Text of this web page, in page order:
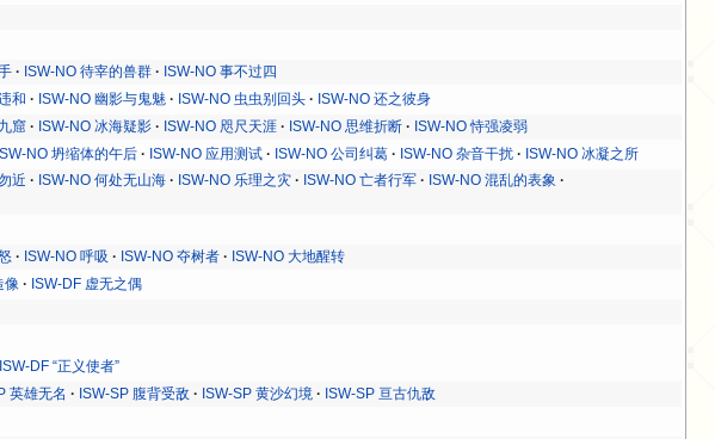
ISW-NO 待宰的兽群
ISW-NO 事不过四
和 ISW-NO 幽影与鬼魅 ISW-NO 虫虫别回头
ISW-NO 还之彼身
窟 ISW-NO 冰海疑影 ISW-NO 咫尺天涯 ISW-NO 思维折断
ISW-NO 恃强凌弱
ISW-NO 坍缩体的午后 ISW-NO 应用测试 ISW-NO 公司纠葛 ISW-NO 杂音干扰 ISW-NO 冰凝之所
近 ISW-NO 何处无山海 ISW-NO 乐理之灾 ISW-NO 亡者行军
ISW-NO 混乱的表象
ISW-NO 呼吸 ISW-NO 夺树者
ISW-NO 大地醒转
像
ISW-DF 虚无之偶
ISW-DF “正义使者”
英雄无名 ISW-SP 腹背受敌 ISW-SP 黄沙幻境
ISW-SP 亘古仇敌